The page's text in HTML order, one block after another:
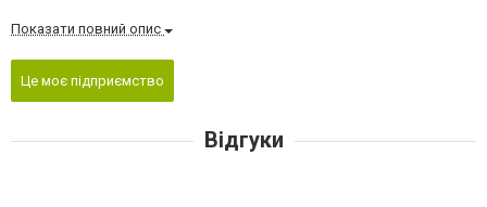
Показати повний опис
Це моє підприємство
Відгуки